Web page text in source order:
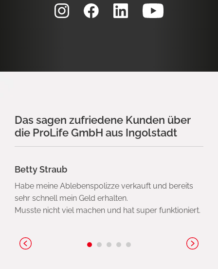
Das sagen zufriedene Kunden über
die ProLife GmbH aus Ingolstadt
Betty Straub
Habe meine Ablebenspolizze verkauft und bereits
sehr schnell mein Geld erhalten.
Musste nicht viel machen und hat super funktioniert.